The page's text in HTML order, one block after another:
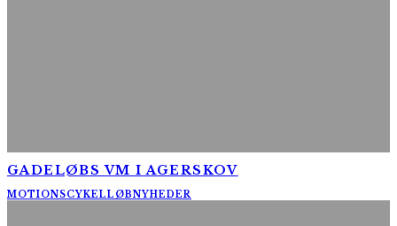
GADELØBS VM I AGERSKOV
MOTIONSCYKELLØBNYHEDER